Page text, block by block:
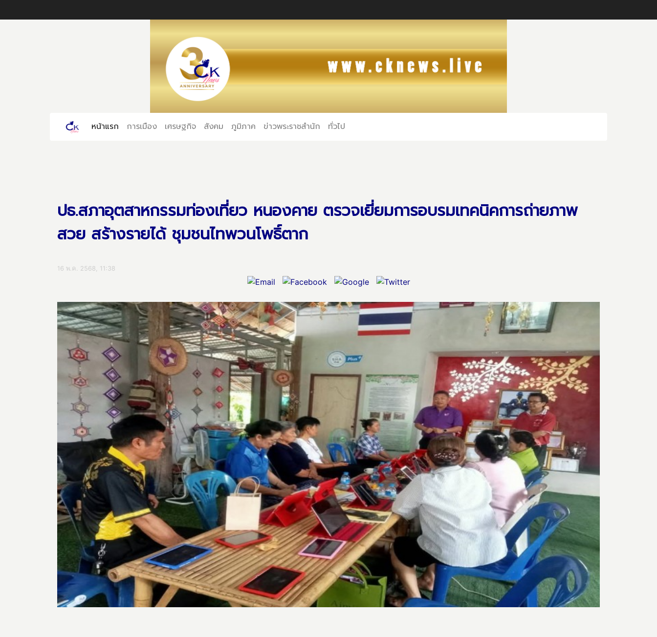
หน้าแรก (current)
การเมือง เศรษฐกิจ สังคม ภูมิภาค ข่าวพระราชสำนัก ทั่วไป
ปธ.สภาอุตสาหกรรมท่องเที่ยว หนองคาย ตรวจเยี่ยมการอบรมเทคนิคการถ่ายภาพ
สวย สร้างรายได้ ชุมชนไทพวนโพธิ์ตาก
16 พ.ค. 2568, 11:38